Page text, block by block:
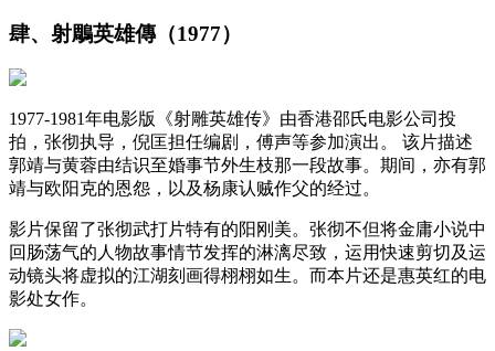
肆、射鵰英雄傳（1977）
1977-1981年电影版《射雕英雄传》由香港邵氏电影公司投
拍，张彻执导，倪匡担任编剧，傅声等参加演出。 该片描述
郭靖与黄蓉由结识至婚事节外生枝那一段故事。期间，亦有郭
靖与欧阳克的恩怨，以及杨康认贼作父的经过。
影片保留了张彻武打片特有的阳刚美。张彻不但将金庸小说中
回肠荡气的人物故事情节发挥的淋漓尽致，运用快速剪切及运
动镜头将虚拟的江湖刻画得栩栩如生。而本片还是惠英红的电
影处女作。